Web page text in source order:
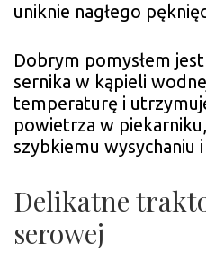
uniknie nagłego
Dobrym pomysłem
sernika w kąpieli
temperaturę i
powietrza w
szybkiemu wysychaniu
Delikatne
serowej